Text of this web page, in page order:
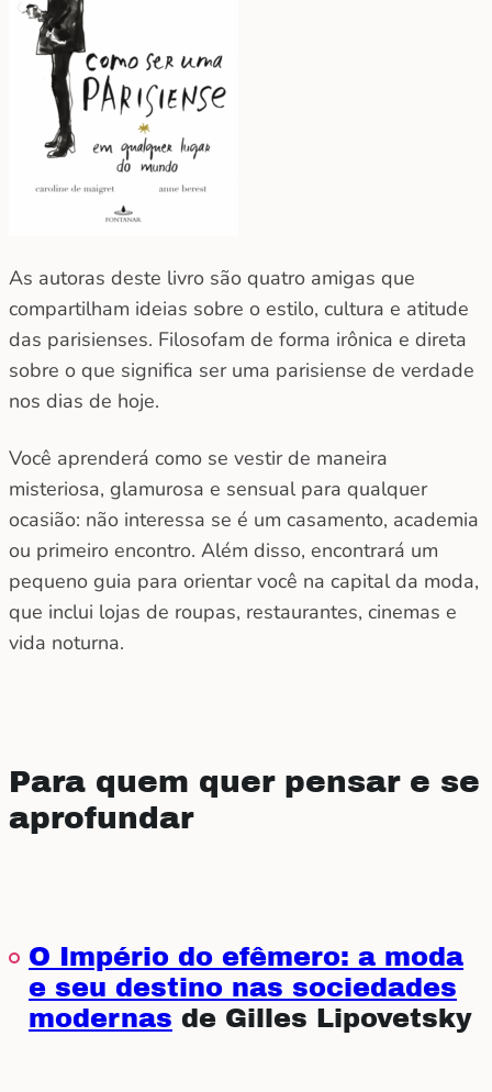
As autoras deste livro são quatro amigas que
compartilham ideias sobre o estilo, cultura e atitude
das parisienses. Filosofam de forma irônica e direta
sobre o que significa ser uma parisiense de verdade
nos dias de hoje.
Você aprenderá como se vestir de maneira
misteriosa, glamurosa e sensual para qualquer
ocasião: não interessa se é um casamento, academia
ou primeiro encontro. Além disso, encontrará um
pequeno guia para orientar você na capital da moda,
que inclui lojas de roupas, restaurantes, cinemas e
vida noturna.
Para quem quer pensar e se
aprofundar
O Império do efêmero: a moda
e seu destino nas sociedades
modernas de Gilles Lipovetsky